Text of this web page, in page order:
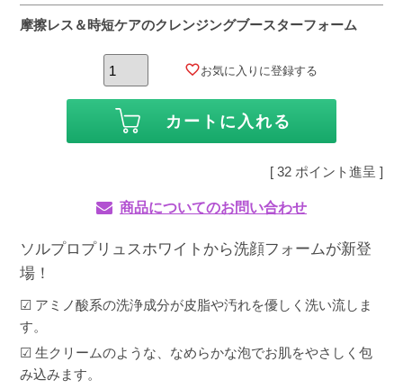
摩擦レス＆時短ケアのクレンジングブースターフォーム
お気に入りに登録する
カートに入れる
[ 32 ポイント進呈 ]
商品についてのお問い合わせ
ソルプロプリュスホワイトから洗顔フォームが新登
場！
☑ アミノ酸系の洗浄成分が皮脂や汚れを優しく洗い流しま
す。
☑ 生クリームのような、なめらかな泡でお肌をやさしく包
み込みます。